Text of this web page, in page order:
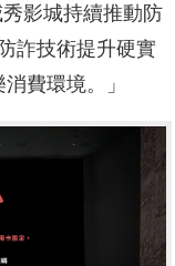
影城持續推動防
詐技術提升硬實
費環境。」